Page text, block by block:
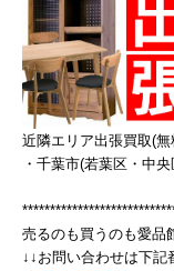
近隣エリア出張買取(無
・千葉市(若葉区・中
売るのも買うのも愛品
↓↓お問い合わせは下記